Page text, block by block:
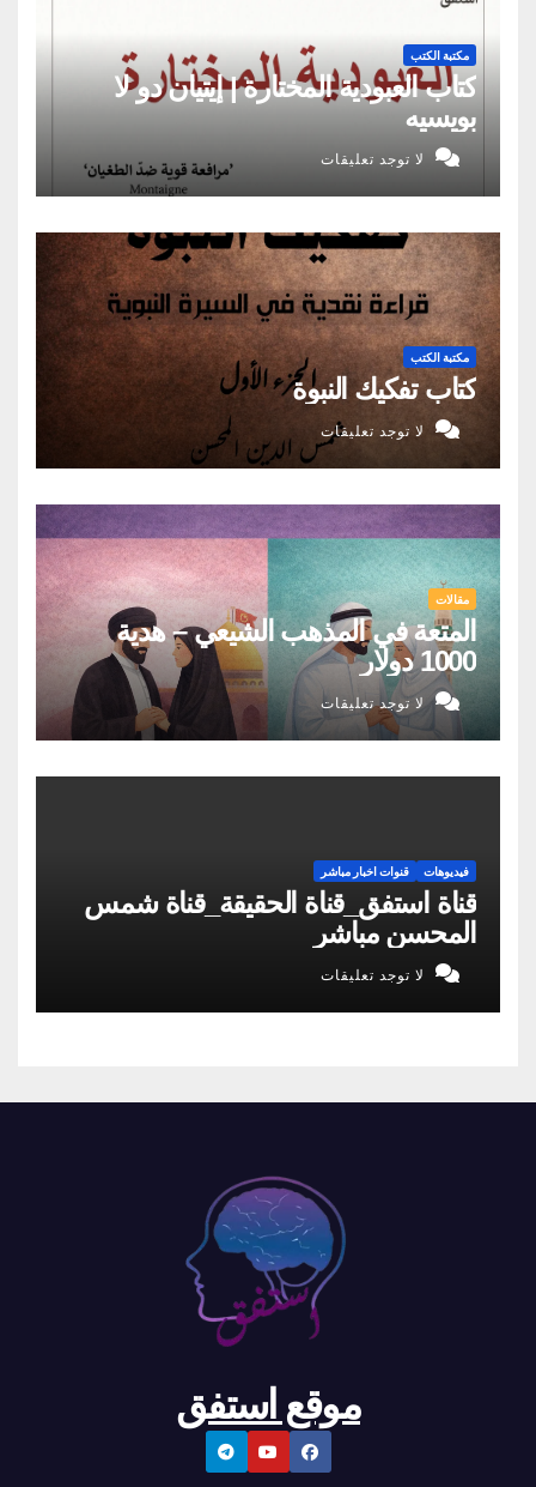
مكتبة الكتب
كتاب العبودية المختارة | إيتيان دو لا
بويسيه
لا توجد تعليقات
مكتبة الكتب
كتاب تفكيك النبوة
لا توجد تعليقات
مقالات
المتعة في المذهب الشيعي – هدية
1000 دولار
لا توجد تعليقات
فيديوهات قنوات اخبار مباشر
قناة استفق_قناة الحقيقة_قناة شمس
المحسن مباشر
لا توجد تعليقات
موقع استفق